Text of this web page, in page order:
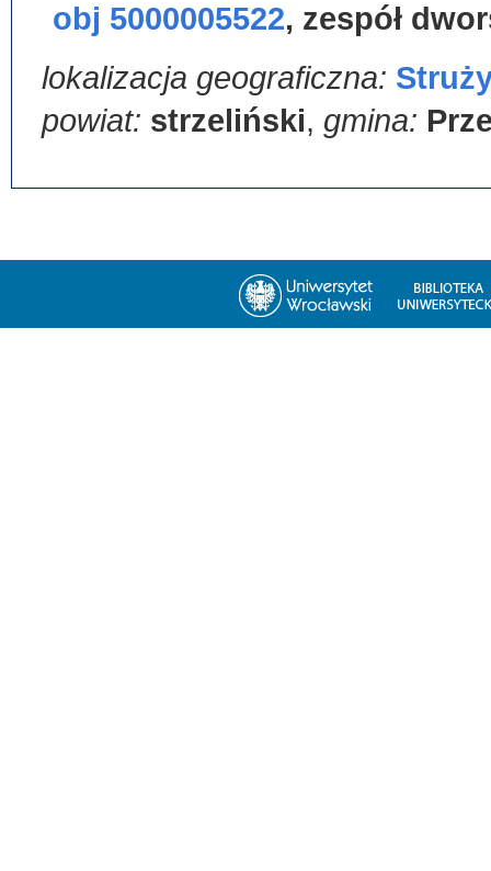
obj 5000005522, zespół
lokalizacja geograficzna:
powiat: strzeliński, gmina: